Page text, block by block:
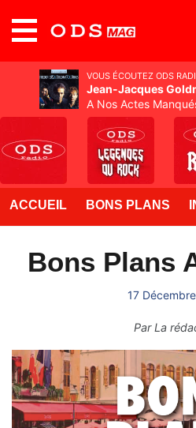
ACCUEIL BONS PLANS
Bons Plans
17
ParLa
VOUS ÉCOUTEZ ODS
Jean-Jacques
A Nos Actes